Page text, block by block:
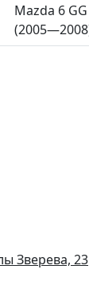
Mazda 6
Зверева, 23